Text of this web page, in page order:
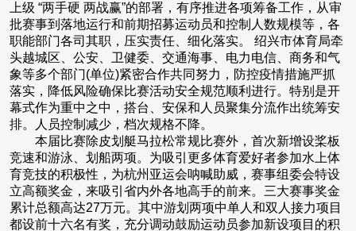
上级 “两手硬 两战赢”的部署，有序推进各项筹备工作，从审
批赛事到落地运行和前期招募运动员和控制人数规模等，各
职能部门各司其职，压实责任、细化落实。 绍兴市体育局牵
头越城区、公安、卫健委、交通海事、电力电信、商务和气
象等多个部门(单位)紧密合作共同努力，防控疫情措施严抓
落实，降低风险确保比赛活动安全规范顺利进行。特别是开
幕式作为重中之中，搭台、安保和人员聚集分流作出统筹安
排。人员控制减少，档次规格不降。
本届比赛除皮划艇马拉松常规比赛外，首次新增设桨板
竞速和游泳、划船两项。为吸引更多体育爱好者参加水上体
育竞技的积极性，为杭州亚运会呐喊助威，赛事组委会特设
立高额奖金，来吸引省内外各地高手的前来。三大赛事奖金
累计总额高达27万元。其中游划两项中单人和双人接力项目
都设前十六名有奖，充分调动鼓励运动员参加新设项目的积